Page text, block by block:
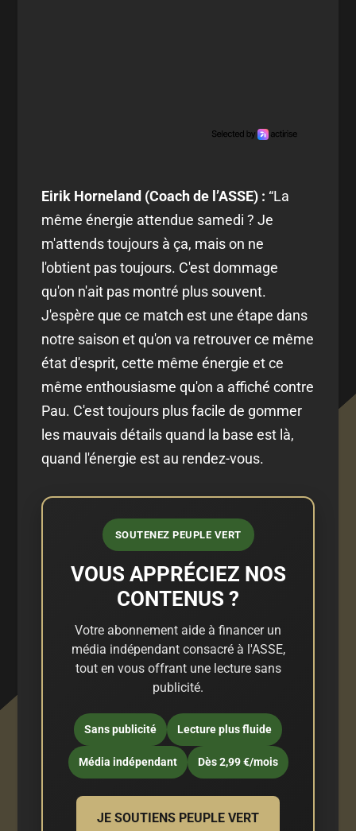
Eirik Horneland (Coach de l’ASSE) : “La
même énergie attendue samedi ? Je
m'attends toujours à ça, mais on ne
l'obtient pas toujours. C'est dommage
qu'on n'ait pas montré plus souvent.
J'espère que ce match est une étape dans
notre saison et qu'on va retrouver ce même
état d'esprit, cette même énergie et ce
même enthousiasme qu'on a affiché contre
Pau. C'est toujours plus facile de gommer
les mauvais détails quand la base est là,
quand l'énergie est au rendez-vous.
SOUTENEZ PEUPLE VERT
VOUS APPRÉCIEZ NOS
CONTENUS ?
Votre abonnement aide à financer un
média indépendant consacré à l'ASSE,
tout en vous offrant une lecture sans
publicité.
Sans publicité Lecture plus fluide
Média indépendant Dès 2,99 €/mois
JE SOUTIENS PEUPLE VERT